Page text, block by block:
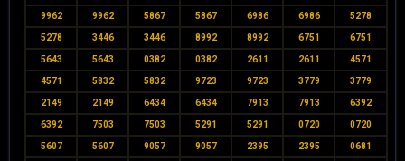
9962 9962 5867 5867 6986 6986 5278
5278 3446 3446 8992 8992 6751 6751
5643 5643 0382 0382 2611 2611 4571
4571 5832 5832 9723 9723 3779 3779
2149 2149 6434 6434 7913 7913 6392
6392 7503 7503 5291 5291 0720 0720
5607 5607 9057 9057 2395 2395 0681